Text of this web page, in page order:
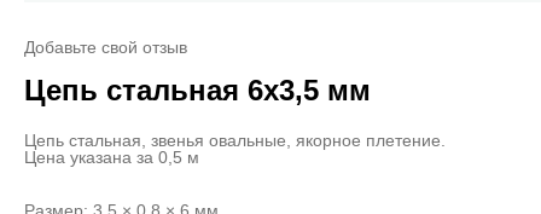
Добавьте свой отзыв
Цепь стальная 6х3,5 мм
Цепь стальная, звенья овальные, якорное плетение.
Цена указана за 0,5 м